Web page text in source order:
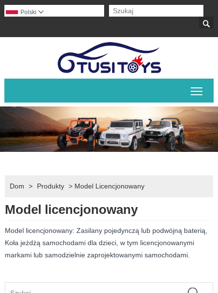

Polski 
Dom > Produkty > Model Licencjonowany
Model licencjonowany
Model licencjonowany: Zasilany pojedynczą lub podwójną baterią,
Koła jeżdżą samochodami dla dzieci, w tym licencjonowanymi
markami lub samodzielnie zaprojektowanymi samochodami.